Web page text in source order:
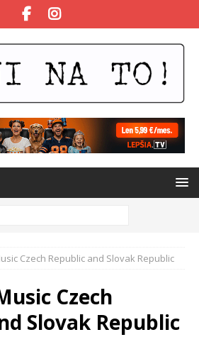
Czech Republic and Slovak Republic
Czech
Slovak Republic